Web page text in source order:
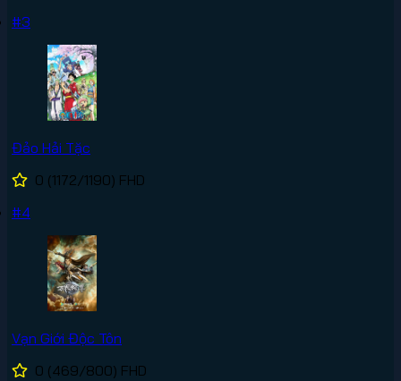
#3
Đảo Hải Tặc
0 (1172/1190) FHD
#4
Vạn Giới Độc Tôn
0 (469/800) FHD